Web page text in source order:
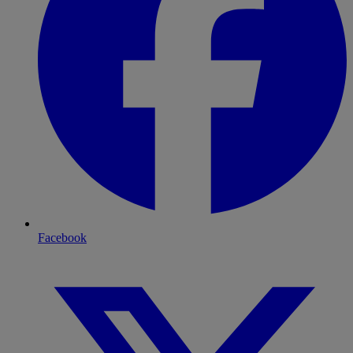
Facebook